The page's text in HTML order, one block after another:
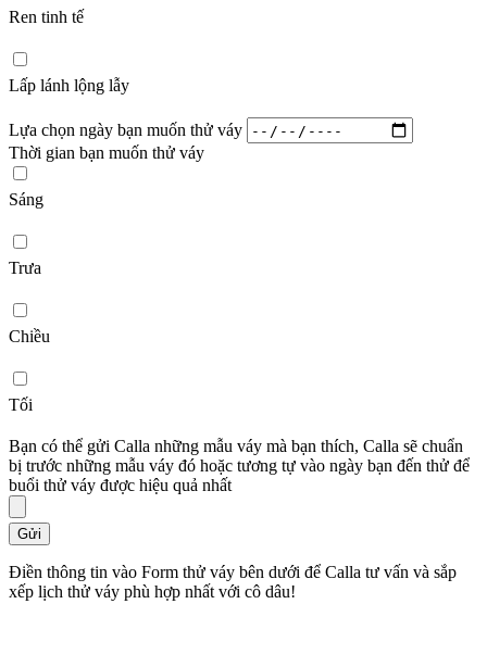
Ren tinh tế
Lấp lánh lộng lẫy
Lựa chọn ngày bạn muốn thử váy
Thời gian bạn muốn thử váy
Sáng
Trưa
Chiều
Tối
Bạn có thể gửi Calla những mẫu váy mà bạn thích, Calla sẽ chuẩn
bị trước những mẫu váy đó hoặc tương tự vào ngày bạn đến thử để
buổi thử váy được hiệu quả nhất
Gửi
Điền thông tin vào Form thử váy bên dưới để Calla tư vấn và sắp
xếp lịch thử váy phù hợp nhất với cô dâu!